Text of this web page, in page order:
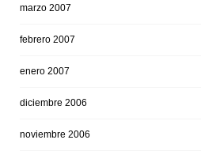
marzo 2007
febrero 2007
enero 2007
diciembre 2006
noviembre 2006